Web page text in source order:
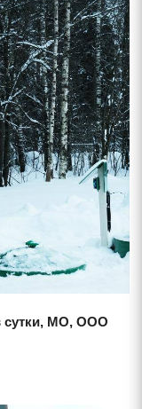
сутки, МО, ООО